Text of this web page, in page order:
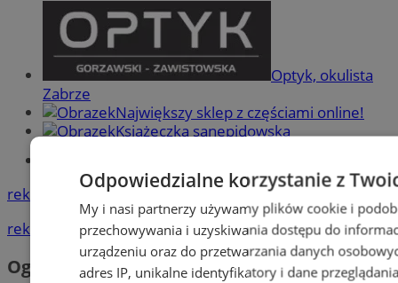
Optyk, okulista
Zabrze
Największy sklep z częściami online!
Książeczka sanepidowska
reklama
reklama
Ogłoszenia
Odpowiedzialne korzystanie z
My i nasi partnerzy używamy plików cookie i
przechowywania i uzyskiwania dostępu do
urządzeniu oraz do przetwarzania danych
adres IP, unikalne identyfikatory i dane